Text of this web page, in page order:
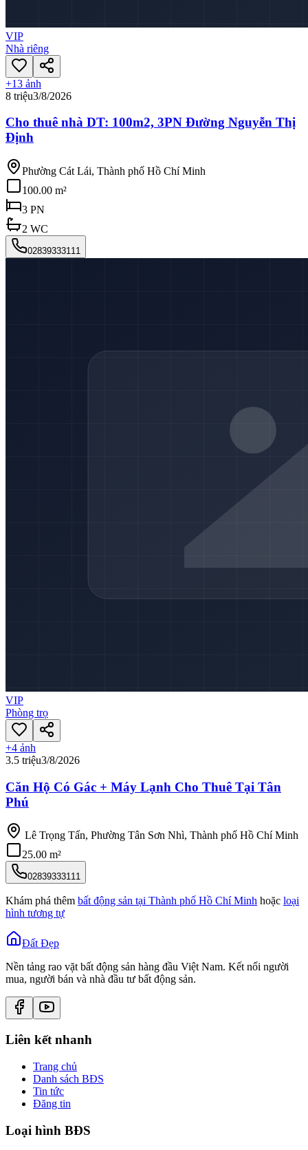
VIP
Nhà riêng
+13 ảnh
8 triệu3/8/2026
Cho thuê nhà DT: 100m2, 3PN Đường Nguyễn Thị
Định
Phường Cát Lái, Thành phố Hồ Chí Minh
100.00 m²
3 PN
2 WC
02839333111
VIP
Phòng trọ
+4 ảnh
3.5 triệu3/8/2026
Căn Hộ Có Gác + Máy Lạnh Cho Thuê Tại Tân
Phú
Lê Trọng Tấn, Phường Tân Sơn Nhì, Thành phố Hồ Chí Minh
25.00 m²
02839333111
Khám phá thêm bất động sản tại Thành phố Hồ Chí Minh hoặc loại
hình tương tự
Đất Đẹp
Nền tảng rao vặt bất động sản hàng đầu Việt Nam. Kết nối người
mua, người bán và nhà đầu tư bất động sản.
Liên kết nhanh
Trang chủ
Danh sách BĐS
Tin tức
Đăng tin
Loại hình BĐS